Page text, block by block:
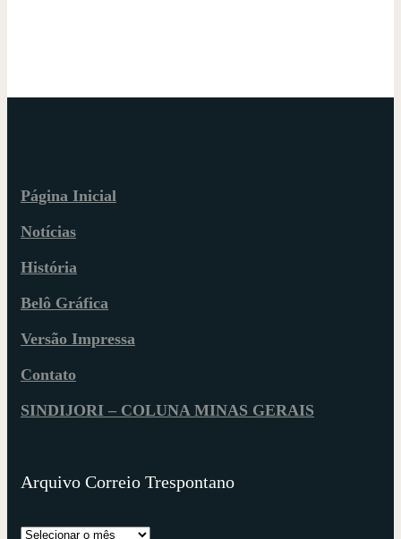
Página Inicial
Notícias
História
Belô Gráfica
Versão Impressa
Contato
SINDIJORI – COLUNA MINAS GERAIS
Arquivo Correio Trespontano